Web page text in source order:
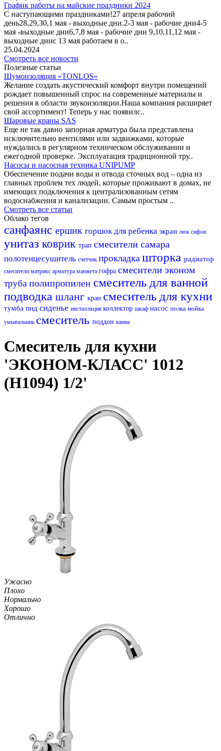
График работы на майские праздники 2024
С наступающими праздниками!27 апреля рабочий
день28,29,30,1 мая - выходные дни.2-3 мая - рабочие дни4-5
мая -выходные дни6,7,8 мая - рабочие дни 9,10,11,12 мая -
выходные днис 13 мая работаем в о..
25.04.2024
Смотреть все новости
Полезные статьи
Шумоизоляция «TONLOS»
Желание создать акустический комфорт внутри помещений
рождает повышенный спрос на современные материалы и
решения в области звукоизоляции.Наша компания расширяет
свой ассортимент! Теперь у нас появилс..
Шаровые краны SAS
Еще не так давно запорная арматура была представлена
исключительно вентилями или задвижками, которые
нуждались в регулярном техническом обслуживании и
ежегодной проверке. Эксплуатация традиционной тру..
Насосы и насосная техника UNIPUMP
Обеспечение подачи воды и отвода сточных вод – одна из
главных проблем тех людей, которые проживают в домах, не
имеющих подключения к централизованным сетям
водоснабжения и канализации. Самым простым ..
Смотреть все статьи
Облако тегов
санфаянс ершик горшок для ребенка экран люк сифон
унитаз коврик трап смесители самара
полотенцесушитель счетчик прокладка шторка радиатор
смесители матрикс арматура манжета гофра смесители эконом
труба полипропилен смеситель для ванной
подводка шланг кран смеситель для кухни
тумба пнд сиденье инсталляция коллектор шкаф насос полка мойка
умывальник смеситель поддон ванна
Смеситель для кухни
'ЭКОНОМ-КЛАСС' 1012
(H1094) 1/2'
Ужасно
Плохо
Нормально
Хорошо
Отлично